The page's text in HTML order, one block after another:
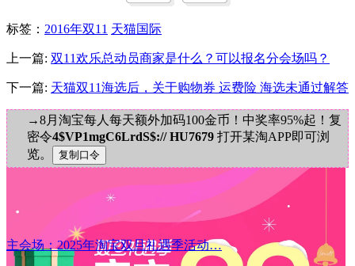
标签 ： 2016年双11 天猫国际
上一篇: 双11欢乐总动员商家是什么？可以报名分会场吗？
下一篇: 天猫双11海选后，关于购物券 运费险 海选未通过解答
→8月淘宝每人每天额外加码100金币！中奖率95%起！复
密令4$VP1mgC6LrdS$:// HU7679 打开某淘APP即可浏
览。
主会场：2025年淘宝双旦礼遇季活动…